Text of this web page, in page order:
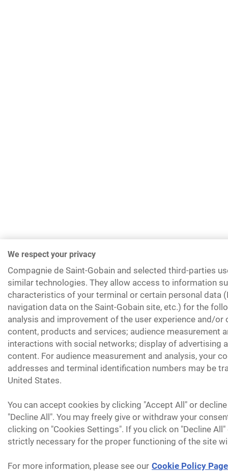
We respect your privacy
Compagnie de Saint-Gobain and selected third-parties
similar technologies. They allow access to information
characteristics of your terminal or certain personal data
navigation data on the Saint-Gobain site, etc.) for the
analysis and improvement of the user experience and/or
content, products and services; audience measurement
interactions with social networks; display of advertising
content. For audience measurement and analysis, your
addresses and terminal identification numbers may be
United States.
You can accept cookies by clicking "Accept All" or
"Decline All". You may freely give or withdraw your
clicking on "Cookies Settings". If you click on "Decline
strictly necessary for the proper functioning of the site
For more information, please see our Cookie Policy Page